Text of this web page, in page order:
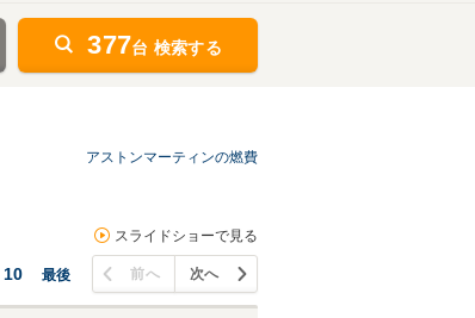
377台 検索する
アストンマーティンの燃費
スライドショーで見る
10 最後 前へ 次へ